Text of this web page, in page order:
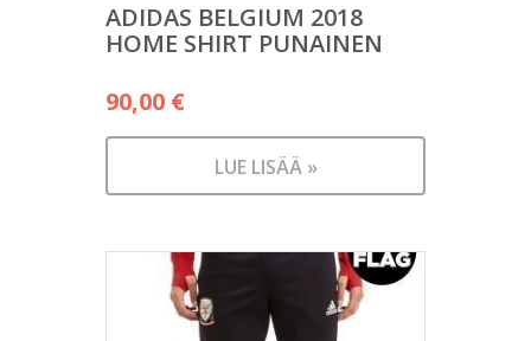
ADIDAS BELGIUM 2018
HOME SHIRT PUNAINEN
90,00 €
LUE LISÄÄ »